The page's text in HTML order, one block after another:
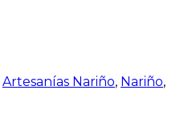
Artesanías Nariño, Nariño,